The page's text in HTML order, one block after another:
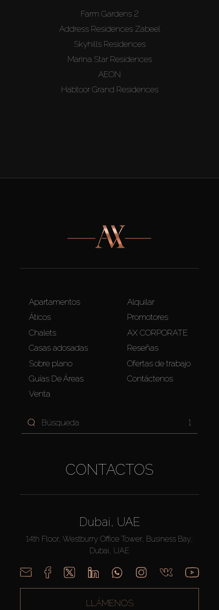
Farm Gardens 2
Address Residences Zabeel
Skyhills Residences
Marina Star Residences
AEON
Habtoor Grand Residences
Apartamentos
Áticos
Chalets
Casas adosadas
Sobre plano
Guías De Áreas
Venta
Alquilar
Promotores
AX CORPORATE
Reseñas
Ofertas de trabajo
Contáctenos
1
CONTACTOS
Dubai, UAE
14th Floor, Westburry Office Tower, Business Bay,
Dubai, UAE
LLÁMENOS